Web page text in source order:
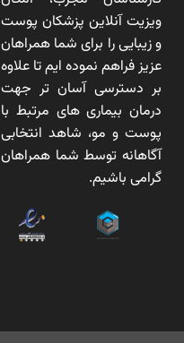
ویزیت آنلاین پزشکان پوست
و زیبایی را برای شما همراهان
عزیز فراهم نموده ایم تا علاوه
بر دسترسی آسان تر جهت
درمان بیماری های مرتبط با
پوست و مو، شاهد انتخابی
آگاهانه توسط شما همراهان
گرامی باشیم.